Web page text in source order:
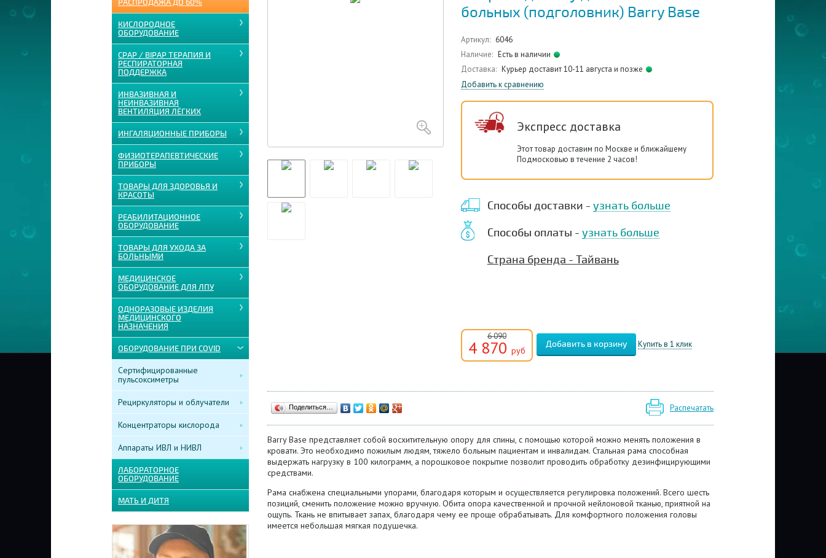
РАСПРОДАЖА ДО 60%
КИСЛОРОДНОЕ
ОБОРУДОВАНИЕ
CPAP / BIPAP ТЕРАПИЯ И
РЕСПИРАТОРНАЯ
ПОДДЕРЖКА
ИНВАЗИВНАЯ И
НЕИНВАЗИВНАЯ
ВЕНТИЛЯЦИЯ ЛЁГКИХ
ИНГАЛЯЦИОННЫЕ ПРИБОРЫ
ФИЗИОТЕРАПЕВТИЧЕСКИЕ
ПРИБОРЫ
ТОВАРЫ ДЛЯ ЗДОРОВЬЯ И
КРАСОТЫ
РЕАБИЛИТАЦИОННОЕ
ОБОРУДОВАНИЕ
ТОВАРЫ ДЛЯ УХОДА ЗА
БОЛЬНЫМИ
МЕДИЦИНСКОЕ
ОБОРУДОВАНИЕ ДЛЯ ЛПУ
ОДНОРАЗОВЫЕ ИЗДЕЛИЯ
МЕДИЦИНСКОГО
НАЗНАЧЕНИЯ
ОБОРУДОВАНИЕ ПРИ COVID
Сертифицированные
пульсоксиметры
Рециркуляторы и облучатели
Концентраторы кислорода
Аппараты ИВЛ и НИВЛ
ЛАБОРАТОРНОЕ
ОБОРУДОВАНИЕ
МАТЬ И ДИТЯ
больных (подголовник) Barry Base
Артикул: 6046
Наличие: Есть в наличии
Доставка: Курьер доставит 10-11 августа и позже
Добавить к сравнению
Экспресс доставка
Этот товар доставим по Москве и ближайшему
Подмосковью в течение 2 часов!
Способы доставки - узнать больше
Способы оплаты - узнать больше
Страна бренда - Тайвань
6 090
4 870 руб
Купить в 1 клик
Поделиться… Распечатать
Barry Base представляет собой восхитительную опору для спины, с помощью которой можно менять положения в
кровати. Это необходимо пожилым людям, тяжело больным пациентам и инвалидам. Стальная рама способная
выдержать нагрузку в 100 килограмм, а порошковое покрытие позволит проводить обработку дезинфицирующими
средствами.
Рама снабжена специальными упорами, благодаря которым и осуществляется регулировка положений. Всего шесть
позиций, сменить положение можно вручную. Обита опора качественной и прочной нейлоновой тканью, приятной на
ощупь. Ткань не впитывает запах, благодаря чему ее проще обрабатывать. Для комфортного положения головы
имеется небольшая мягкая подушечка.